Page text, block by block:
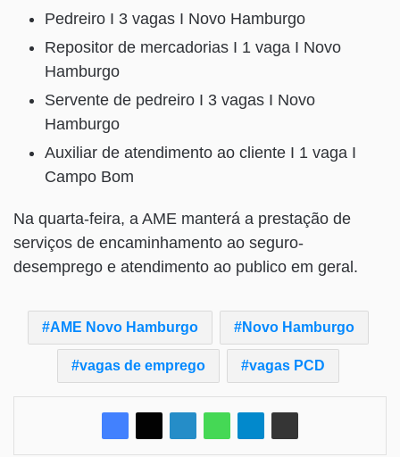
Pedreiro I 3 vagas I Novo Hamburgo
Repositor de mercadorias I 1 vaga I Novo
Hamburgo
Servente de pedreiro I 3 vagas I Novo
Hamburgo
Auxiliar de atendimento ao cliente I 1 vaga I
Campo Bom
Na quarta-feira, a AME manterá a prestação de
serviços de encaminhamento ao seguro-
desemprego e atendimento ao publico em geral.
AME Novo Hamburgo Novo Hamburgo
vagas de emprego vagas PCD